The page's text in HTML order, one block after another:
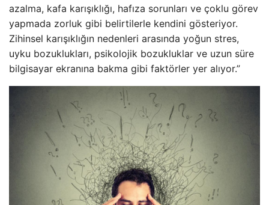
azalma, kafa karışıklığı, hafıza sorunları ve çoklu görev
yapmada zorluk gibi belirtilerle kendini gösteriyor.
Zihinsel karışıklığın nedenleri arasında yoğun stres,
uyku bozuklukları, psikolojik bozukluklar ve uzun süre
bilgisayar ekranına bakma gibi faktörler yer alıyor.”